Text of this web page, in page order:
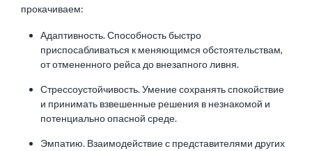
прокачиваем:
Адаптивность. Способность быстро
приспосабливаться к меняющимся обстоятельствам,
от отмененного рейса до внезапного ливня.
Стрессоустойчивость. Умение сохранять спокойствие
и принимать взвешенные решения в незнакомой и
потенциально опасной среде.
Эмпатию. Взаимодействие с представителями других